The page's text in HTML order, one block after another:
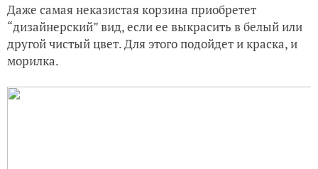
Даже самая неказистая корзина приобретет
“дизайнерский” вид, если ее выкрасить в белый или
другой чистый цвет. Для этого подойдет и краска, и
морилка.